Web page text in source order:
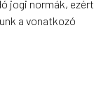
jogi normák, ezért
a vonatkozó